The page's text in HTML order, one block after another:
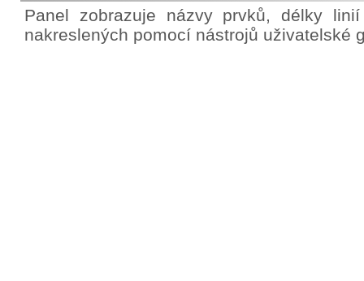
Panel zobrazuje názvy prvků, délky
nakreslených pomocí nástrojů uživatelské